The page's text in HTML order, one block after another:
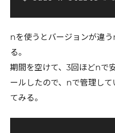
nを使うとバージョンが違
る。
期間を空けて、3回ほどnで
ールしたので、nで管理し
てみる。